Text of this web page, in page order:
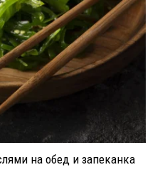
на обед и запеканка